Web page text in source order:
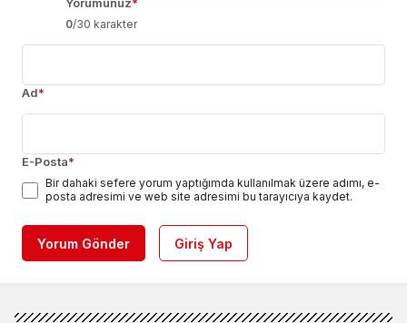
0/30 karakter
Ad*
E-Posta*
Bir dahaki sefere yorum yaptığımda kullanılmak üzere adımı, e-
posta adresimi ve web site adresimi bu tarayıcıya kaydet.
Yorum Gönder Giriş Yap